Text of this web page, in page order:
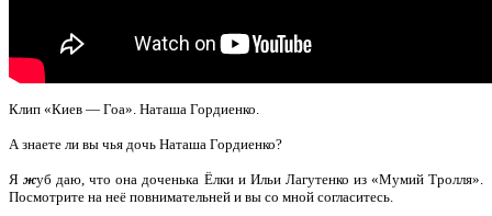
Клип «Киев — Гоа». Наташа Гордиенко.
А знаете ли вы чья дочь Наташа Гордиенко?
Яжуб даю, что она доченька Ёлки и Ильи Лагутенко из «Мумий Тролля».
Посмотрите на неё повнимательней и вы со мной согласитесь.